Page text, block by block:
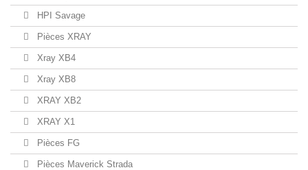
HPI Savage
Pièces XRAY
Xray XB4
Xray XB8
XRAY XB2
XRAY X1
Pièces FG
Pièces Maverick Strada